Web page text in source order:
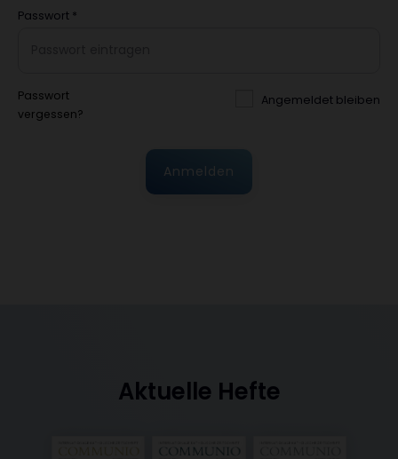
Passwort *
Passwort
vergessen?
Angemeldet bleiben
Anmelden
Aktuelle Hefte